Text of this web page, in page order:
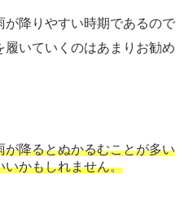
降りやすい時期であるので
いていくのはあまりお勧め
降るとぬかるむことが多い
いかもしれません。